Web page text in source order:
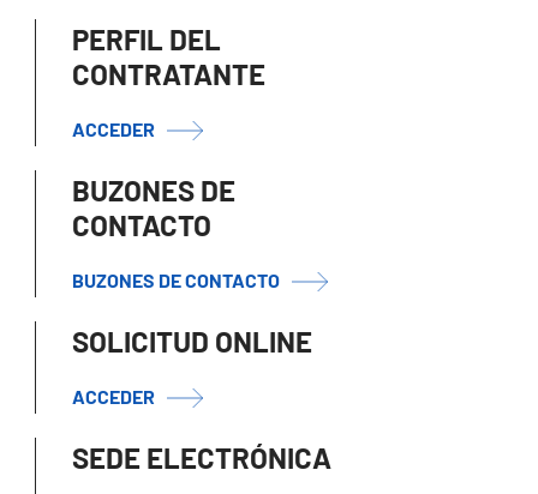
PERFIL DEL
CONTRATANTE
ACCEDER
BUZONES DE
CONTACTO
BUZONES DE CONTACTO
SOLICITUD ONLINE
ACCEDER
SEDE ELECTRÓNICA